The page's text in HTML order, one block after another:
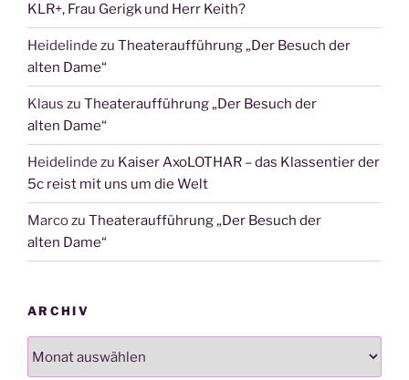
KLR+, Frau Gerigk und Herr Keith?
Heidelinde zu Theateraufführung „Der Besuch der
alten Dame“
Klaus zu Theateraufführung „Der Besuch der
alten Dame“
Heidelinde zu Kaiser AxoLOTHAR – das Klassentier der
5c reist mit uns um die Welt
Marcozu Theateraufführung „Der Besuch der
alten Dame“
ARCHIV